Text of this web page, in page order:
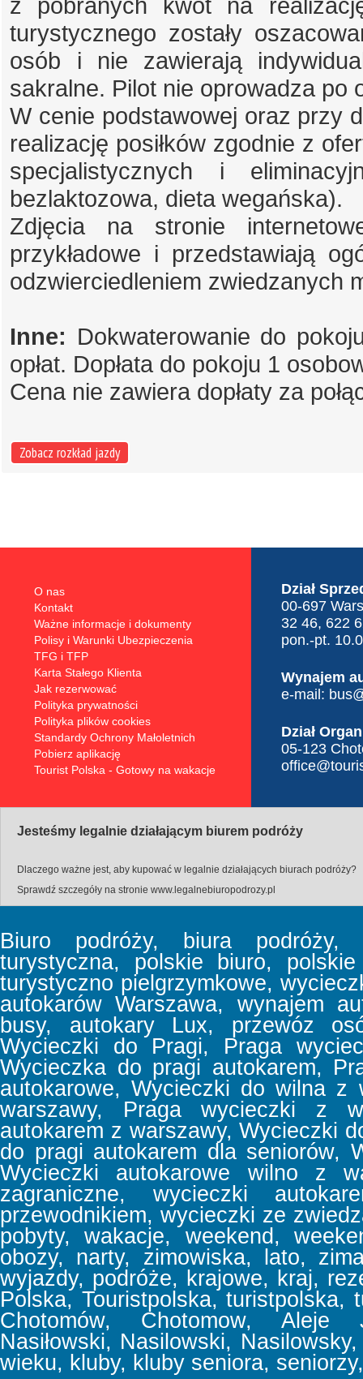
turystycznego zostały
osób i nie zawierają
sakralne. Pilot nie oprowadza po
W cenie podstawowej oraz przy
realizację posiłków zgodnie z
specjalistycznych i
bezlaktozowa, dieta wegańska).
Zdjęcia na stronie
przykładowe i przedstawiają
odzwierciedleniem zwiedzanych
Inne: Dokwaterowanie do
opłat. Dopłata do pokoju 1
Cena nie zawiera dopłaty za
Zobacz rozkład jazdy
O nas
Kontakt
Ważne informacje i dokumenty
Polisy i Warunki Ubezpieczenia
TFG i TFP
Karta Stałego Klienta
Jak rezerwować
Polityka prywatności
Polityka plików cookies
Standardy Ochrony Małoletnich
Pobierz aplikację
Tourist Polska - Gotowy na wakacje
Dział
00-697
32 46, 622
pon.-pt.
Wynajem
e-mail:
Dział
05-123
Jesteśmy legalnie działającym biurem podróży
Dlaczego ważne jest, aby kupować w legalnie działających biurach podróży?
Sprawdź szczegóły na stronie www.legalnebiuropodrozy.pl
Biuro podróży, biura podróży,
turystyczna, polskie biuro,
turystyczno pielgrzymkowe,
autokarów Warszawa, wynajem
busy, autokary Lux, przewóz
Wycieczki do Pragi, Praga
Wycieczka do pragi autokarem,
autokarowe, Wycieczki do wilna z
warszawy, Praga wycieczki z
autokarem z warszawy, Wycieczki
do pragi autokarem dla seniorów,
Wycieczki autokarowe wilno z
zagraniczne, wycieczki
przewodnikiem, wycieczki ze
pobyty, wakacje, weekend,
obozy, narty, zimowiska, lato,
wyjazdy, podróże, krajowe, kraj,
Polska, Touristpolska,
Chotomów, Chotomow, Aleje
Nasiłowski, Nasilowski,
wieku, kluby, kluby seniora,